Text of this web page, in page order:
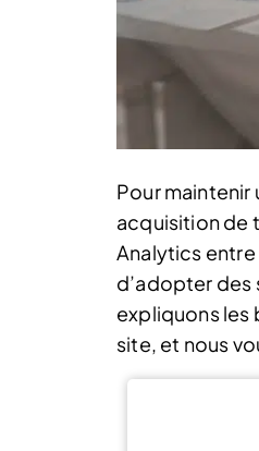
Pour maintenir
acquisition de
Analytics entre
d’adopter des
expliquons les
site, et nous